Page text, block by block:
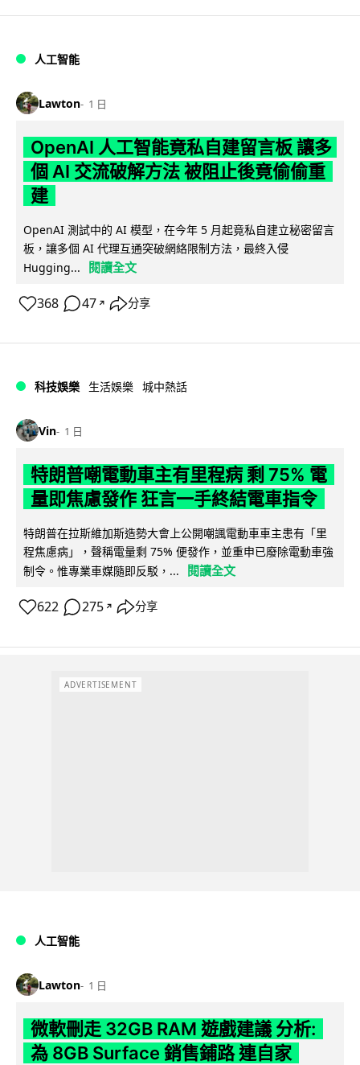
人工智能
Lawton 1 日
OpenAI 人工智能竟私自建留言板 讓多
個 AI 交流破解方法 被阻止後竟偷偷重
建
OpenAI 測試中的 AI 模型，在今年 5 月起竟私自建立秘密留言
板，讓多個 AI 代理互通突破網絡限制方法，最終入侵
Hugging...
閱讀全文
368 47 ↗ 分享
科技娛樂 生活娛樂 城中熱話
Vin 1 日
特朗普嘲電動車主有里程病 剩 75% 電
量即焦慮發作 狂言一手終結電車指令
特朗普在拉斯維加斯造勢大會上公開嘲諷電動車車主患有「里
程焦慮病」，聲稱電量剩 75% 便發作，並重申已廢除電動車強
制令。惟專業車媒隨即反駁，...
閱讀全文
622 275 ↗ 分享
ADVERTISEMENT
人工智能
Lawton 1 日
微軟刪走 32GB RAM 遊戲建議 分析:
為 8GB Surface 銷售鋪路 連自家